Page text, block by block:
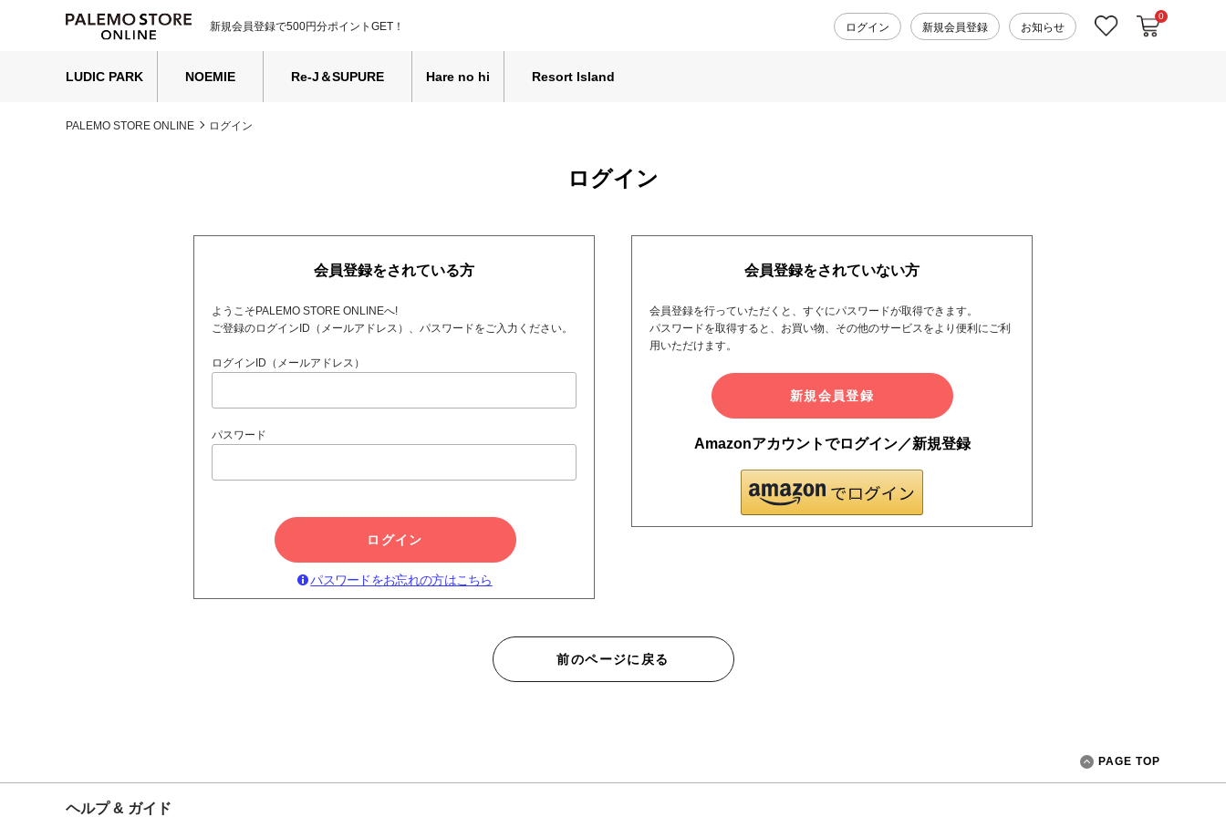
新規会員登録で500円分ポイントGET！ ログイン 新規会員登録 お知らせ お気に入りカートに入
0
LUDIC PARK NOEMIE Re-J＆SUPURE Hare no hi Resort Island
PALEMO STORE ONLINE ログイン
ログイン
会員登録をされている方
ようこそPALEMO STORE ONLINEへ!
ご登録のログインID（メールアドレス）、パスワードをご入力ください。
ログインID（メールアドレス）
パスワード
ログイン
パスワードをお忘れの方はこちら
会員登録をされていない方
会員登録を行っていただくと、すぐにパスワードが取得できます。
パスワードを取得すると、お買い物、その他のサービスをより便利にご利
用いただけます。
新規会員登録
Amazonアカウントでログイン／新規登録
前のページに戻る
PAGE TOP
ヘルプ & ガイド